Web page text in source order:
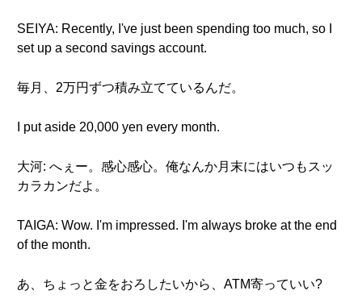
SEIYA: Recently, I've just been spending too much, so I
set up a second savings account.
毎月、2万円ずつ積み立てているんだ。
I put aside 20,000 yen every month.
大河: へぇー。感心感心。俺なんか月末にはいつもスッ
カラカンだよ。
TAIGA: Wow. I'm impressed. I'm always broke at the end
of the month.
あ、ちょっと金をおろしたいから、ATM寄っていい?